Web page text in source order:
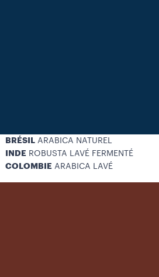
BRÉSIL ARABICA NATUREL
INDE ROBUSTA LAVÉ FERMENTÉ
COLOMBIE ARABICA LAVÉ